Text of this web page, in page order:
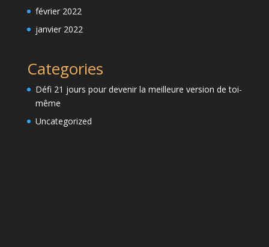
février 2022
janvier 2022
Categories
Défi 21 jours pour devenir la meilleure version de toi-
même
Uncategorized